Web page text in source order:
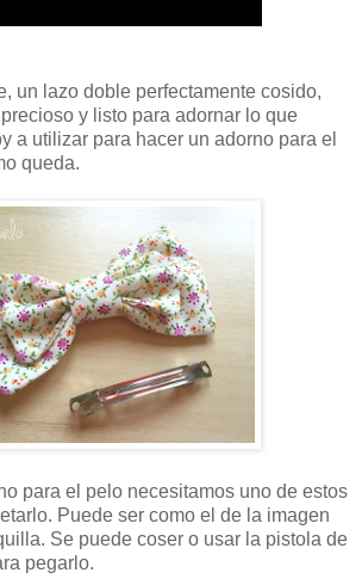
un lazo doble perfectamente cosido,
y listo para adornar lo que
a utilizar para hacer un adorno para el
queda.
para el pelo necesitamos uno de estos
Puede ser como el de la imagen
Se puede coser o usar la pistola de
pegarlo.